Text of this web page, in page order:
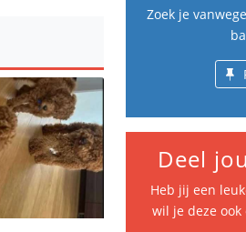
Zoek je
Deel
Heb jij een
wil je deze